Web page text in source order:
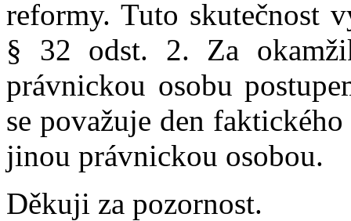
reformy. Tuto skutečnost
§ 32 odst. 2. Za
právnickou osobu
se považuje den
jinou právnickou osobou.
Děkuji za pozornost.